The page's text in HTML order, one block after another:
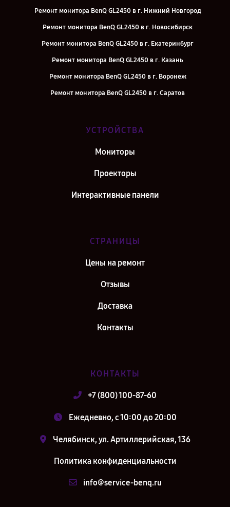
Ремонт монитора BenQ GL2450 в г. Нижний Новгород
Ремонт монитора BenQ GL2450 в г. Новосибирск
Ремонт монитора BenQ GL2450 в г. Екатеринбург
Ремонт монитора BenQ GL2450 в г. Казань
Ремонт монитора BenQ GL2450 в г. Воронеж
Ремонт монитора BenQ GL2450 в г. Саратов
Ремонт монитора BenQ GL2450 в г. Киров
Ремонт монитора BenQ GL2450 в г. Санкт-Петербург
УСТРОЙСТВА
Мониторы
Проекторы
Интерактивные панели
СТРАНИЦЫ
Цены на ремонт
Отзывы
Доставка
Контакты
КОНТАКТЫ
+7 (800) 100-87-60
Ежедневно, с 10:00 до 20:00
Челябинск, ул. Артиллерийская, 136
Политика конфиденциальности
info@service-benq.ru